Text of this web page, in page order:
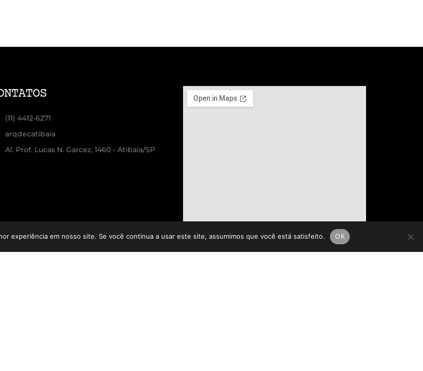
(11) 4412-6271
arqdecatibaia
Al. Prof. Lucas N. Garcez, 1460 - Atibaia/SP
experiência em nosso site. Se você continua a usar este site, assumimos que você está satisfeito. OK